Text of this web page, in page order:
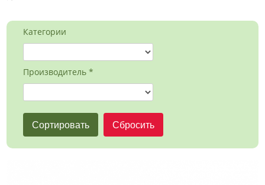
Категории
Производитель *